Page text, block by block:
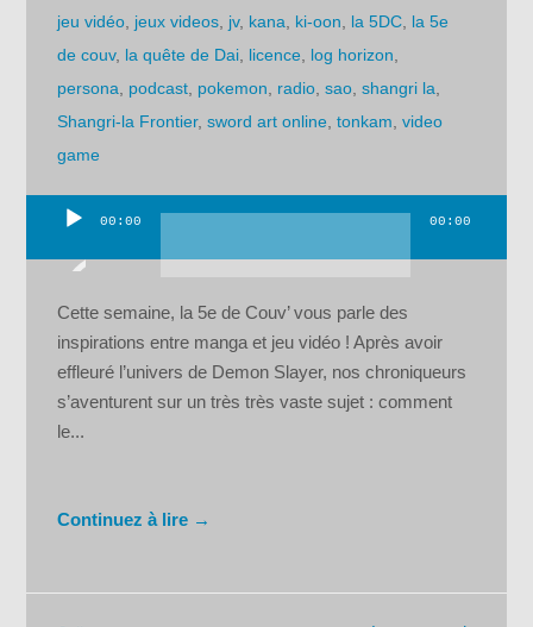
jeu vidéo jeux videos jv, kana ki-oon la 5DC la 5e
de couv, la quête de Dai licence log horizon
persona
podcast pokemon radio ,sao ,shangri la
Shangri-la Frontier,sword art online ,tonkam ,video
game
00:00 00:00
Cette semaine, la 5e de Couv’ vous parle des
inspirations entre manga et jeu vidéo ! Après avoir
effleuré l’univers de Demon Slayer, nos chroniqueurs
s’aventurent sur un très très vaste sujet : comment
le...
Continuez à lire →